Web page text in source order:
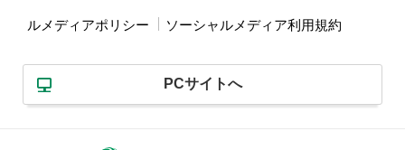
ルメディアポリシー ソーシャルメディア利用規約
PCサイトへ